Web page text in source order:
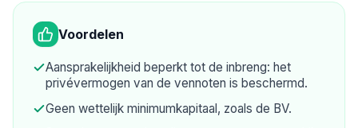
Voordelen
Aansprakelijkheid beperkt tot de inbreng: het
privévermogen van de vennoten is beschermd.
Geen wettelijk minimumkapitaal, zoals de BV.